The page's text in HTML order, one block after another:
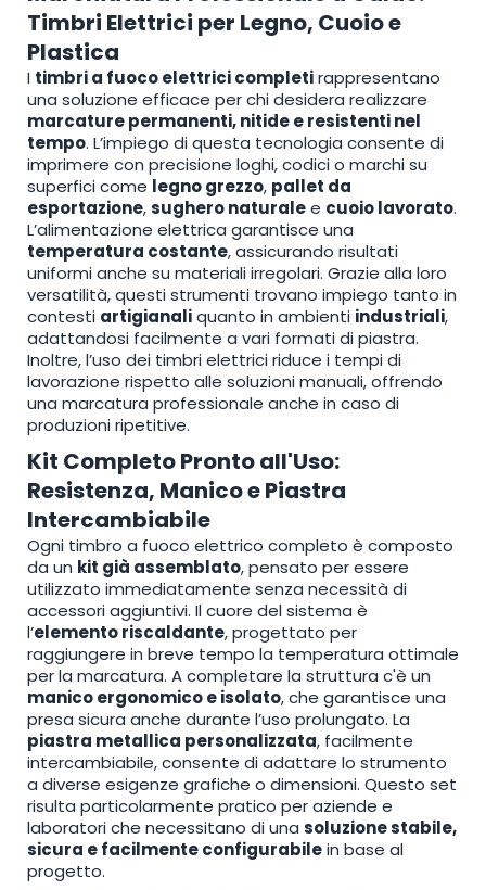
Timbri Elettrici per Legno, Cuoio e
Plastica
I timbri a fuoco elettrici completirappresentano
una soluzione efficace per chi desidera realizzare
marcature permanenti, nitide e resistenti nel
tempo. L’impiego di questa tecnologia consente di
imprimere con precisione loghi, codici o marchi su
superfici come legno grezzo, pallet da
esportazione,sughero naturalee cuoio lavorato.
L’alimentazione elettrica garantisce una
temperatura costante, assicurando risultati
uniformi anche su materiali irregolari. Grazie alla loro
versatilità, questi strumenti trovano impiego tanto in
contesti artigianaliquanto in ambienti industriali,
adattandosi facilmente a vari formati di piastra.
Inoltre, l’uso dei timbri elettrici riduce i tempi di
lavorazione rispetto alle soluzioni manuali, offrendo
una marcatura professionale anche in caso di
produzioni ripetitive.
Kit Completo Pronto all'Uso:
Resistenza, Manico e Piastra
Intercambiabile
Ogni timbro a fuoco elettrico completo è composto
da un kit già assemblato, pensato per essere
utilizzato immediatamente senza necessità di
accessori aggiuntivi. Il cuore del sistema è
l’elemento riscaldante, progettato per
raggiungere in breve tempo la temperatura ottimale
per la marcatura. A completare la struttura c'è un
manico ergonomico e isolato, che garantisce una
presa sicura anche durante l’uso prolungato. La
piastra metallica personalizzata, facilmente
intercambiabile, consente di adattare lo strumento
a diverse esigenze grafiche o dimensioni. Questo set
risulta particolarmente pratico per aziende e
laboratori che necessitano di una soluzione stabile,
sicura e facilmente configurabilein base al
progetto.